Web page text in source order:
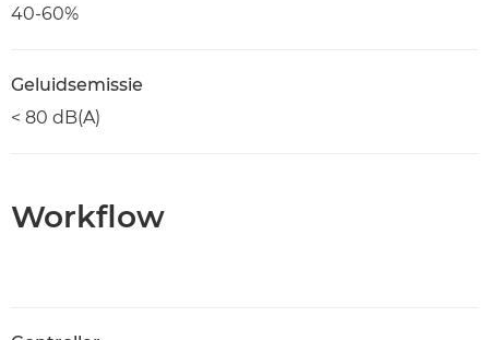
40-60%
Geluidsemissie
< 80 dB(A)
Workflow